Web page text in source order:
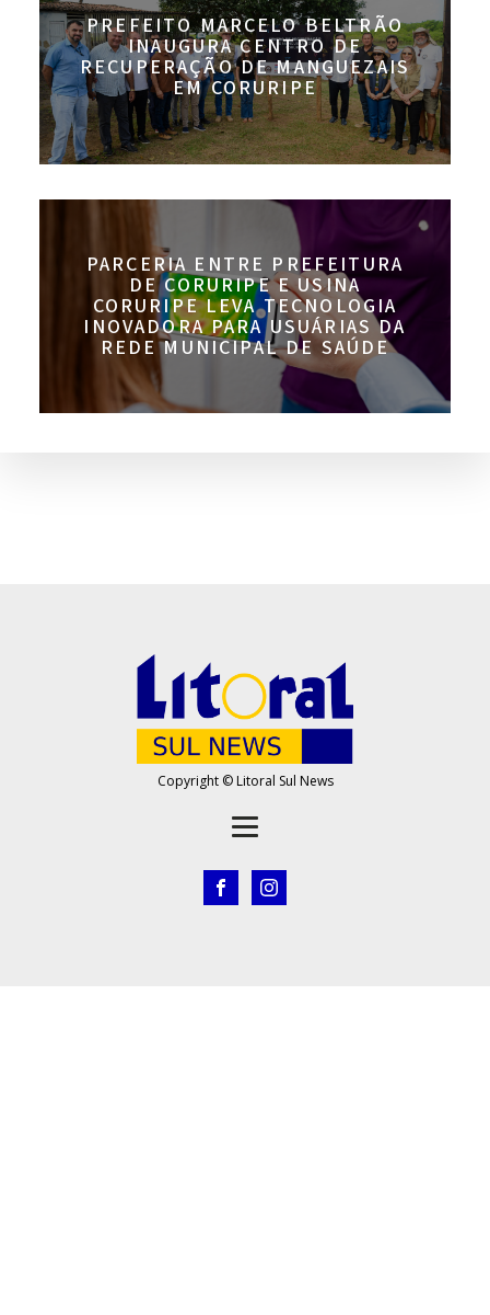
PREFEITO MARCELO BELTRÃO
INAUGURA CENTRO DE
RECUPERAÇÃO DE MANGUEZAIS
EM CORURIPE
PARCERIA ENTRE PREFEITURA
DE CORURIPE E USINA
CORURIPE LEVA TECNOLOGIA
INOVADORA PARA USUÁRIAS DA
REDE MUNICIPAL DE SAÚDE
Copyright © Litoral Sul News